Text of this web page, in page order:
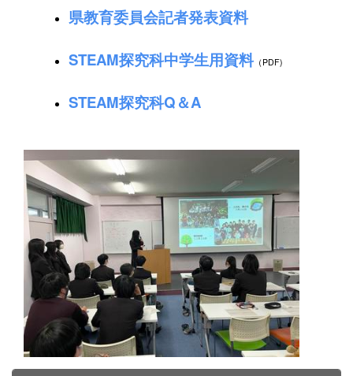
県教育委員会記者発表資料
STEAM探究科中学生用資料 （PDF)
STEAM探究科Q＆A